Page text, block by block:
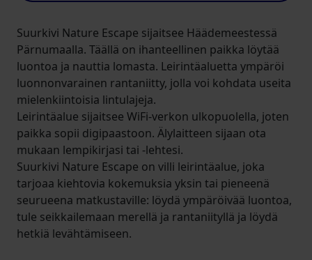
Suurkivi Nature Escape sijaitsee Häädemeestessä
Pärnumaalla. Täällä on ihanteellinen paikka löytää
luontoa ja nauttia lomasta. Leirintäaluetta ympäröi
luonnonvarainen rantaniitty, jolla voi kohdata useita
mielenkiintoisia lintulajeja.
Leirintäalue sijaitsee WiFi-verkon ulkopuolella, joten
paikka sopii digipaastoon. Älylaitteen sijaan ota
mukaan lempikirjasi tai -lehtesi.
Suurkivi Nature Escape on villi leirintäalue, joka
tarjoaa kiehtovia kokemuksia yksin tai pieneenä
seurueena matkustaville: löydä ympäröivää luontoa,
tule seikkailemaan merellä ja rantaniityllä ja löydä
hetkiä levähtämiseen.